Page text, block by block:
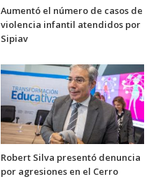
Aumentó el número de casos de
violencia infantil atendidos por
Sipiav
Robert Silva presentó denuncia
por agresiones en el Cerro